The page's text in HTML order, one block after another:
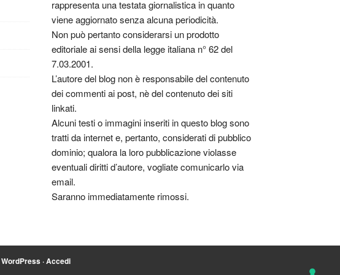
rappresenta una testata giornalistica in quanto
viene aggiornato senza alcuna periodicità.
Non può pertanto considerarsi un prodotto
editoriale ai sensi della legge italiana n° 62 del
7.03.2001.
L’autore del blog non è responsabile del contenuto
dei commenti ai post, nè del contenuto dei siti
linkati.
Alcuni testi o immagini inseriti in questo blog sono
tratti da internet e, pertanto, considerati di pubblico
dominio; qualora la loro pubblicazione violasse
eventuali diritti d’autore, vogliate comunicarlo via
email.
Saranno immediatamente rimossi.
WordPress·Accedi